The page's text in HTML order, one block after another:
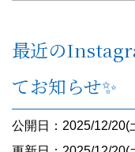
最近の
てお知らせ✨
公開日：2025/12/20(